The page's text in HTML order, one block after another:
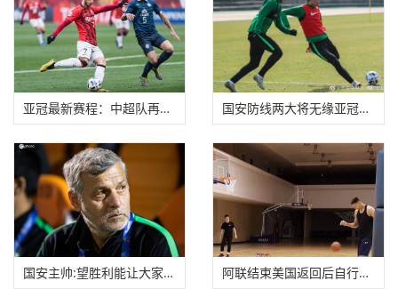
亚冠最新赛程：中超队再度调整 涉及恒大上港国 国安防线两大将无缘亚冠首战 金泰延疑似肋骨骨
国安主帅:望胜利能让大家有信心战胜困难 将给球 阿联结束美国返回后自行隔离 回归广东队参与合